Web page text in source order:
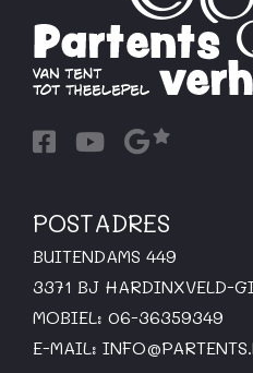
POSTADRES
BUITENDAMS 449
3371 BJ HARDINXVELD-
MOBIEL: 06-36359349
E-MAIL: